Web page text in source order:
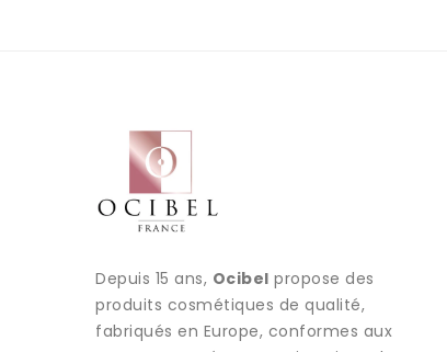
Depuis 15 ans, Ocibel propose des
produits cosmétiques de qualité,
fabriqués en Europe, conformes aux